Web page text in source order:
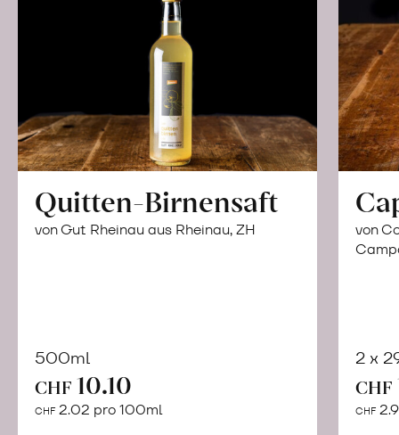
Quitten-Birnensaft
von Gut Rheinau aus Rheinau, ZH
500ml
CHF 10.10
CHF 2.02 pro 100ml
Warenkorb
von
2 x
CHF
CHF